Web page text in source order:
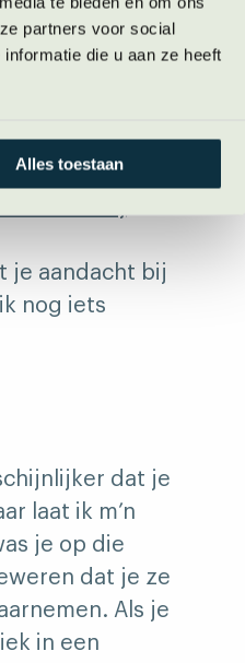
partners voor social
die u aan ze heeft
Alles toestaan
hebt. Die
toen met je
je aandacht bij
nog iets
dat je
laat ik m’n
je op die
dat je ze
Als je
in een